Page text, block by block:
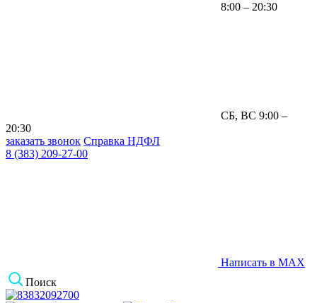
8:00 – 20:30
СБ, ВС 9:00 –
20:30
заказать звонок Справка НДФЛ
8 (383) 209-27-00
Написать в MAX
Поиск